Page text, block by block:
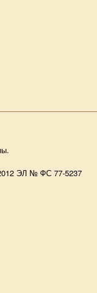
ЭЛ № ФС 77-5237